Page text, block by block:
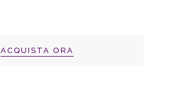
ACQUISTA ORA